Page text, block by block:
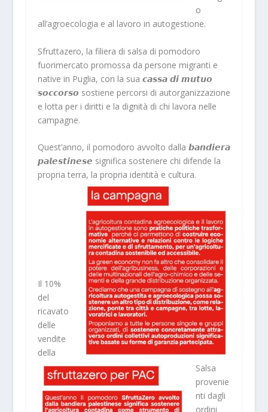
o
all’agroecologia e al lavoro in autogestione.
Sfruttazero, la filiera di salsa di pomodoro
fuorimercato promossa da persone migranti e
native in Puglia, con la sua 𝙘𝙖𝙨𝙨𝙖 𝙙𝙞 𝙢𝙪𝙩𝙪𝙤
𝙨𝙤𝙘𝙘𝙤𝙧𝙨𝙤 sostiene percorsi di autorganizzazione
e lotta per i diritti e la dignità di chi lavora nelle
campagne.
Quest’anno, il pomodoro avvolto dalla 𝙗𝙖𝙣𝙙𝙞𝙚𝙧𝙖
𝙥𝙖𝙡𝙚𝙨𝙩𝙞𝙣𝙚𝙨𝙚 significa sostenere chi difende la
propria terra, la propria identità e cultura.
Il 10%
del
ricavato
delle
vendite
della
Salsa
provenie
nti dagli
ordini